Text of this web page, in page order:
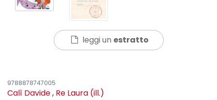
leggi un estratto
9788878747005
Calì Davide, Re Laura (ill.)